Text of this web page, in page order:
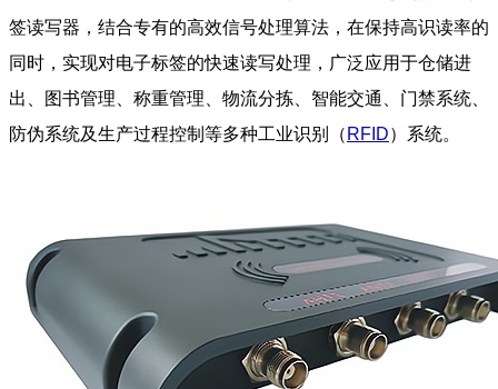
签读写器，结合专有的高效信号处理算法，在保持高识读率的
同时，实现对电子标签的快速读写处理，广泛应用于仓储进
出、图书管理、称重管理、物流分拣、智能交通、门禁系统、
防伪系统及生产过程控制等多种工业识别（ RFID）系统。